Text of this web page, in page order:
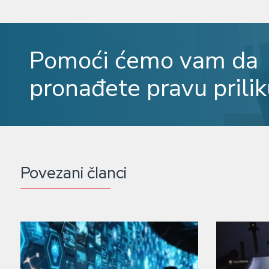
Pomoći ćemo vam da
pronađete pravu
Povezani članci